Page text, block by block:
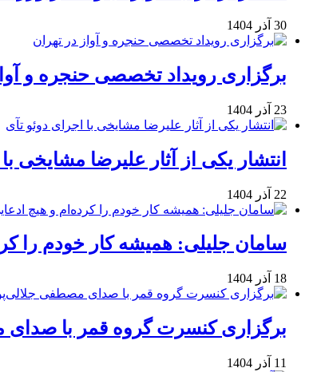
30 آذر 1404
برگزاری رویداد تخصصی حنجره و
23 آذر 1404
انتشار یکی از آثار علیرضا مشایخی
22 آذر 1404
سامان جلیلی: همیشه کار خودم را
18 آذر 1404
برگزاری کنسرت گروه قمر با صدای
11 آذر 1404